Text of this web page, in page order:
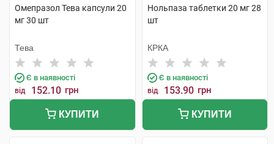
Омепразол Тева капсули 20
мг 30 шт
Тева
Є в наявності
від 152.10 грн
КУПИТИ
Нольпаза таблетки 20 мг 28
шт
КРКА
Є в наявності
від 153.90 грн
КУПИТИ